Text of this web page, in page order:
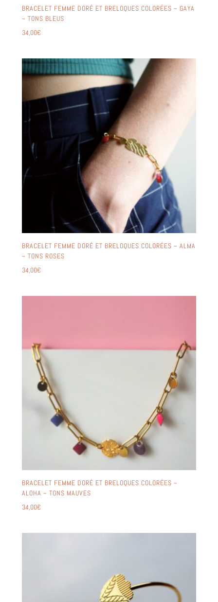
BRACELET FEMME DORÉ ET BRELOQUES COLORÉES ~ GAYA
~ TONS BLEUS
34,00€
BRACELET FEMME DORÉ ET BRELOQUES COLORÉES ~ ALMA
~ TONS ROSES
34,00€
BRACELET FEMME DORÉ ET BRELOQUES COLORÉES ~
ALOHA ~ TONS MAUVES
34,00€